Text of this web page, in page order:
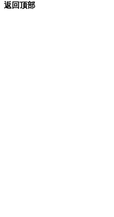
返回顶部